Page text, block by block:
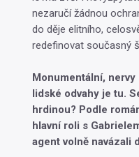
nezaručí žádnou
do děje elitního,
redefinovat současný
Monumentální,
lidské odvahy je tu.
hrdinou? Podle
hlavní roli s
agent volně navázali